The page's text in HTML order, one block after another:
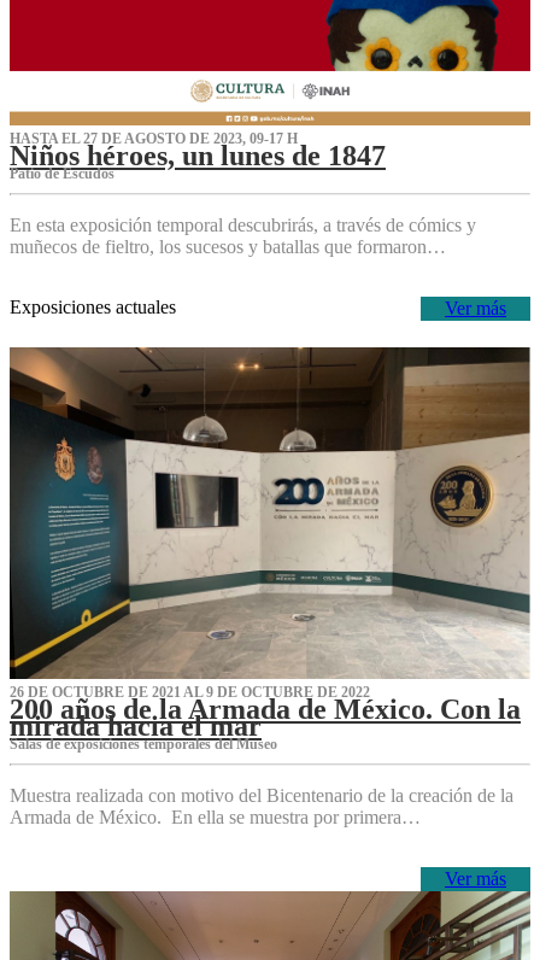
HASTA EL 27 DE AGOSTO DE 2023, 09-17 H
Niños héroes, un lunes de 1847
Patio de Escudos
En esta exposición temporal descubrirás, a través de cómics y
muñecos de fieltro, los sucesos y batallas que formaron…
Ver más
Exposiciones actuales
26 DE OCTUBRE DE 2021 AL 9 DE OCTUBRE DE 2022
200 años de la Armada de México. Con la
mirada hacia el mar
Salas de exposiciones temporales del Museo‌
Muestra realizada con motivo del Bicentenario de la creación de la
Armada de México. En ella se muestra por primera…
Ver más